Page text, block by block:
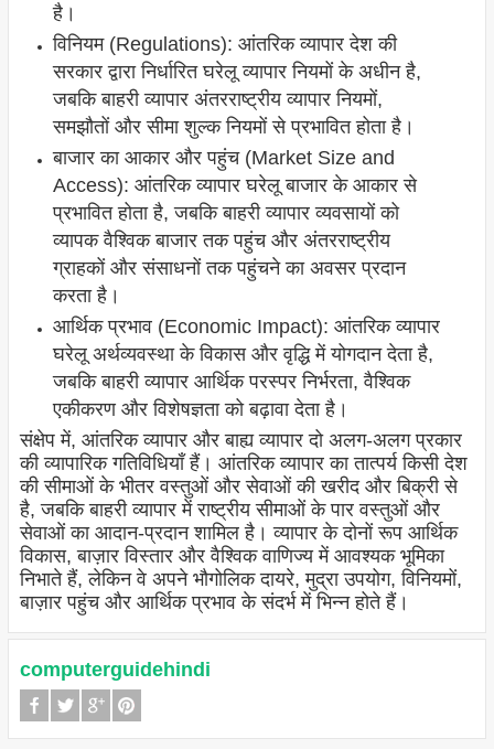
है।
विनियम (Regulations): आंतरिक व्यापार देश की
सरकार द्वारा निर्धारित घरेलू व्यापार नियमों के अधीन है,
जबकि बाहरी व्यापार अंतरराष्ट्रीय व्यापार नियमों,
समझौतों और सीमा शुल्क नियमों से प्रभावित होता है।
बाजार का आकार और पहुंच (Market Size and
Access): आंतरिक व्यापार घरेलू बाजार के आकार से
प्रभावित होता है, जबकि बाहरी व्यापार व्यवसायों को
व्यापक वैश्विक बाजार तक पहुंच और अंतरराष्ट्रीय
ग्राहकों और संसाधनों तक पहुंचने का अवसर प्रदान
करता है।
आर्थिक प्रभाव (Economic Impact): आंतरिक व्यापार
घरेलू अर्थव्यवस्था के विकास और वृद्धि में योगदान देता है,
जबकि बाहरी व्यापार आर्थिक परस्पर निर्भरता, वैश्विक
एकीकरण और विशेषज्ञता को बढ़ावा देता है।
संक्षेप में, आंतरिक व्यापार और बाह्य व्यापार दो अलग-अलग प्रकार
की व्यापारिक गतिविधियाँ हैं। आंतरिक व्यापार का तात्पर्य किसी देश
की सीमाओं के भीतर वस्तुओं और सेवाओं की खरीद और बिक्री से
है, जबकि बाहरी व्यापार में राष्ट्रीय सीमाओं के पार वस्तुओं और
सेवाओं का आदान-प्रदान शामिल है। व्यापार के दोनों रूप आर्थिक
विकास, बाज़ार विस्तार और वैश्विक वाणिज्य में आवश्यक भूमिका
निभाते हैं, लेकिन वे अपने भौगोलिक दायरे, मुद्रा उपयोग, विनियमों,
बाज़ार पहुंच और आर्थिक प्रभाव के संदर्भ में भिन्न होते हैं।
computerguidehindi